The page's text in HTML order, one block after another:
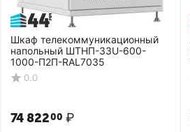
Шкаф телекоммуникационный
напольный ШТНП-33U-600-
1000-П2П-RAL7035
0.0
74 82200 ₽